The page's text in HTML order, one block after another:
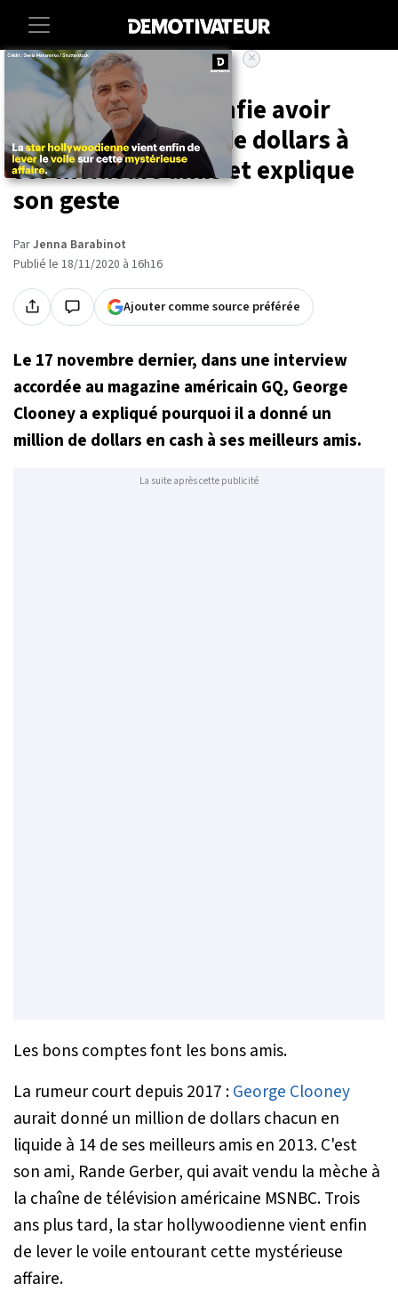
Accueil Societe Entertainment
George Clooney confie avoir
donné 14 millions de dollars à
ses meilleurs amis et explique
son geste
ParJenna Barabinot
Publié le 18/11/2020 à 16h16
Ajouter comme source préférée
×
Le 17 novembre dernier, dans une interview
accordée au magazine américain GQ, George
Clooney a expliqué pourquoi il a donné un
million de dollars en cash à ses meilleurs amis.
La suite après cette publicité
Les bons comptes font les bons amis.
La rumeur court depuis 2017 :George Clooney
aurait donné un million de dollars chacun en
liquide à 14 de ses meilleurs amis en 2013. C'est
son ami, Rande Gerber, qui avait vendu la mèche à
la chaîne de télévision américaine MSNBC. Trois
ans plus tard, la star hollywoodienne vient enfin
de lever le voile entourant cette mystérieuse
affaire.